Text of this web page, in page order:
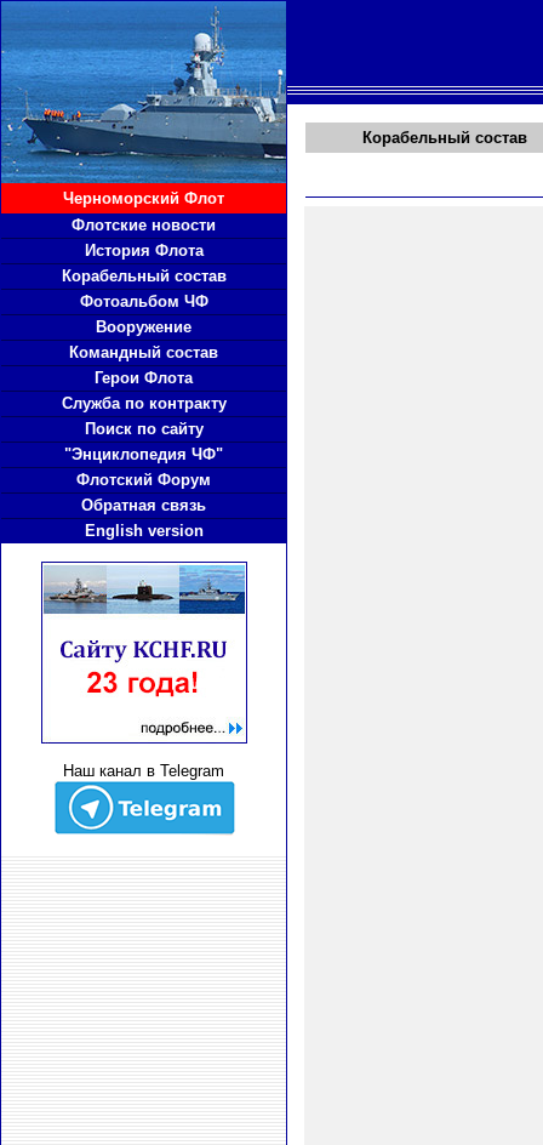
Черноморский Флот
Флотские новости
История Флота
Корабельный состав
Фотоальбом ЧФ
Вооружение
Командный состав
Герои Флота
Служба по контракту
Поиск по сайту
"Энциклопедия ЧФ"
Флотский Форум
Обратная связь
English version
Наш канал в Telegram
Корабельный состав